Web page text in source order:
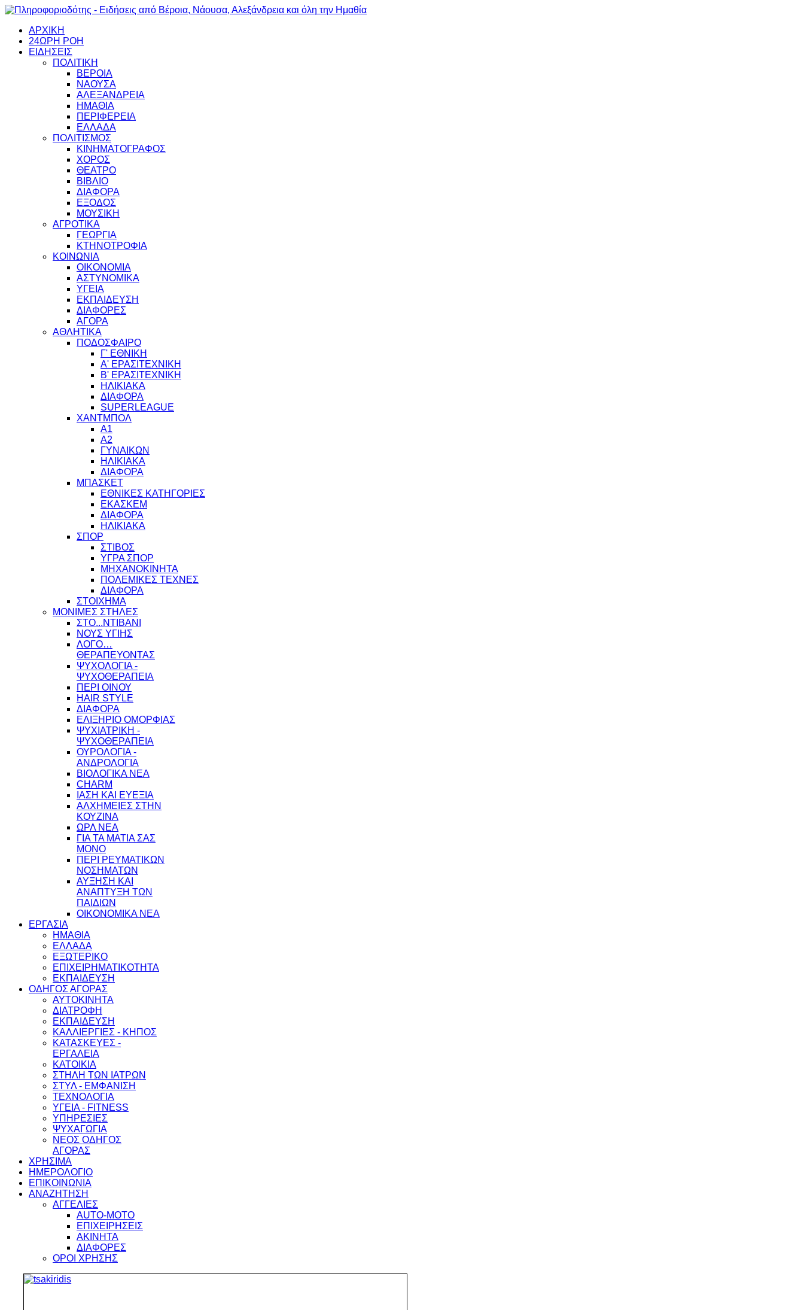
ΑΡΧΙΚΗ
24ΩΡΗ ΡΟΗ
ΕΙΔΗΣΕΙΣ
ΠΟΛΙΤΙΚΗ
ΒΕΡΟΙΑ
ΝΑΟΥΣΑ
ΑΛΕΞΑΝΔΡΕΙΑ
ΗΜΑΘΙΑ
ΠΕΡΙΦΕΡΕΙΑ
ΕΛΛΑΔΑ
ΠΟΛΙΤΙΣΜΟΣ
ΚΙΝΗΜΑΤΟΓΡΑΦΟΣ
ΧΟΡΟΣ
ΘΕΑΤΡΟ
ΒΙΒΛΙΟ
ΔΙΑΦΟΡΑ
ΕΞΟΔΟΣ
ΜΟΥΣΙΚΗ
ΑΓΡΟΤΙΚΑ
ΓΕΩΡΓΙΑ
ΚΤΗΝΟΤΡΟΦΙΑ
ΚΟΙΝΩΝΙΑ
ΟΙΚΟΝΟΜΙΑ
ΑΣΤΥΝΟΜΙΚΑ
ΥΓΕΙΑ
ΕΚΠΑΙΔΕΥΣΗ
ΔΙΑΦΟΡΕΣ
ΑΓΟΡΑ
ΑΘΛΗΤΙΚΑ
ΠΟΔΟΣΦΑΙΡΟ
Γ' ΕΘΝΙΚΗ
Α' ΕΡΑΣΙΤΕΧΝΙΚΗ
Β' ΕΡΑΣΙΤΕΧΝΙΚΗ
ΗΛΙΚΙΑΚΑ
ΔΙΑΦΟΡΑ
SUPERLEAGUE
ΧΑΝΤΜΠΟΛ
Α1
Α2
ΓΥΝΑΙΚΩΝ
ΗΛΙΚΙΑΚΑ
ΔΙΑΦΟΡΑ
ΜΠΑΣΚΕΤ
ΕΘΝΙΚΕΣ ΚΑΤΗΓΟΡΙΕΣ
ΕΚΑΣΚΕΜ
ΔΙΑΦΟΡΑ
ΗΛΙΚΙΑΚΑ
ΣΠΟΡ
ΣΤΙΒΟΣ
ΥΓΡΑ ΣΠΟΡ
ΜΗΧΑΝΟΚΙΝΗΤΑ
ΠΟΛΕΜΙΚΕΣ ΤΕΧΝΕΣ
ΔΙΑΦΟΡΑ
ΣΤΟΙΧΗΜΑ
ΜΟΝΙΜΕΣ ΣΤΗΛΕΣ
ΣΤΟ...ΝΤΙΒΑΝΙ
ΝΟΥΣ ΥΓΙΗΣ
ΛΟΓΟ…
ΘΕΡΑΠΕΥΟΝΤΑΣ
ΨΥΧΟΛΟΓΙΑ -
ΨΥΧΟΘΕΡΑΠΕΙΑ
ΠΕΡΙ ΟΙΝΟΥ
HAIR STYLE
ΔΙΑΦΟΡΑ
ΕΛΙΞΗΡΙΟ ΟΜΟΡΦΙΑΣ
ΨΥΧΙΑΤΡΙΚΗ -
ΨΥΧΟΘΕΡΑΠΕΙΑ
ΟΥΡΟΛΟΓΙΑ -
ΑΝΔΡΟΛΟΓΙΑ
ΒΙΟΛΟΓΙΚΑ ΝΕΑ
CHARM
ΙΑΣΗ ΚΑΙ ΕΥΕΞΙΑ
ΑΛΧΗΜΕΙΕΣ ΣΤΗΝ
ΚΟΥΖΙΝΑ
ΩΡΛ ΝEA
ΓΙΑ ΤΑ ΜΑΤΙΑ ΣΑΣ
ΜΟΝΟ
ΠΕΡΙ ΡΕΥΜΑΤΙΚΩΝ
ΝΟΣΗΜΑΤΩΝ
ΑΥΞΗΣΗ ΚΑΙ
ΑΝΑΠΤΥΞΗ ΤΩΝ
ΠΑΙΔΙΩΝ
ΟΙΚΟΝΟΜΙΚΑ ΝΕΑ
ΕΡΓΑΣΙΑ
ΗΜΑΘΙΑ
ΕΛΛΑΔΑ
ΕΞΩΤΕΡΙΚΟ
ΕΠΙΧΕΙΡΗΜΑΤΙΚΟΤΗΤΑ
ΕΚΠΑΙΔΕΥΣΗ
ΟΔΗΓΟΣ ΑΓΟΡΑΣ
ΑΥΤΟΚΙΝΗΤΑ
ΔΙΑΤΡΟΦΗ
ΕΚΠΑΙΔΕΥΣΗ
ΚΑΛΛΙΕΡΓΙΕΣ - ΚΗΠΟΣ
ΚΑΤΑΣΚΕΥΕΣ -
ΕΡΓΑΛΕΙΑ
ΚΑΤΟΙΚΙΑ
ΣΤΗΛΗ ΤΩΝ ΙΑΤΡΩΝ
ΣΤΥΛ - ΕΜΦΑΝΙΣΗ
ΤΕΧΝΟΛΟΓΙΑ
ΥΓΕΙΑ - FITNESS
ΥΠΗΡΕΣΙΕΣ
ΨΥΧΑΓΩΓΙΑ
ΝΕΟΣ ΟΔΗΓΟΣ
ΑΓΟΡΑΣ
ΧΡΗΣΙΜΑ
ΗΜΕΡΟΛΟΓΙΟ
ΕΠΙΚΟΙΝΩΝΙΑ
ΑΝΑΖΗΤΗΣΗ
ΑΓΓΕΛΙΕΣ
AUTO-MOTO
ΕΠΙΧΕΙΡΗΣΕΙΣ
ΑΚΙΝΗΤΑ
ΔΙΑΦΟΡΕΣ
ΟΡΟΙ ΧΡΗΣΗΣ